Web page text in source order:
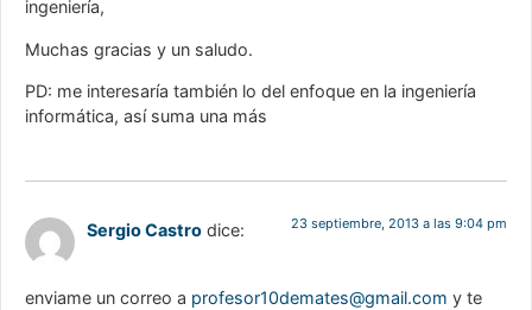
ingeniería,
Muchas gracias y un saludo.
PD: me interesaría también lo del enfoque en la ingeniería
informática, así suma una más
Sergio Castro dice: 23 septiembre, 2013 a las 9:04 pm
enviame un correo a profesor10demates@gmail.com y te